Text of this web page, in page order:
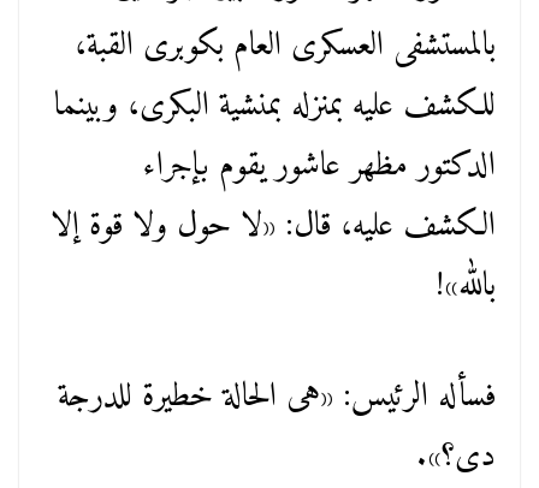
بالمستشفى العسكرى العام بكوبرى القبة،
للكشف عليه بمنزله بمنشية البكرى، وبينما
الدكتور مظهر عاشور يقوم بإجراء
الكشف عليه، قال: «لا حول ولا قوة إلا
بالله»!
فسأله الرئيس: «هى الحالة خطيرة للدرجة
دى؟».